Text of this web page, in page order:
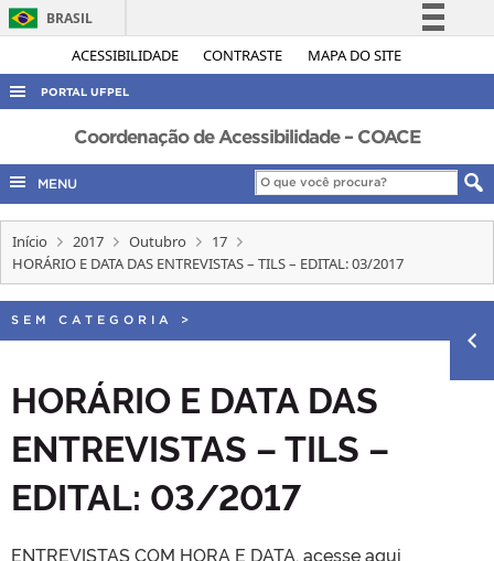
ACESSIBILIDADE CONTRASTE MAPA DO SITE
BRASIL
Simplifique!
Legislação
Canais
PORTAL UFPEL
ACESSO À INFORMAÇÃO
AUDITORIA
COBALTO
CONCURSOS
INTERNACIONAL
PORTARIAS
Coordenação de Acessibilidade – COACE
MENU
Início 2017 Outubro
17
HORÁRIO E DATA DAS ENTREVISTAS – TILS – EDITAL: 03/2017
SEM CATEGORIA >
HORÁRIO E DATA DAS
ENTREVISTAS – TILS –
EDITAL: 03/2017
ENTREVISTAS COM HORA E DATA, acesse aqui